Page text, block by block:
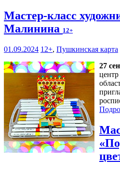
Мастер-класс
Малинина 12+
01.09.2024 12+, Пушкинская карта
27